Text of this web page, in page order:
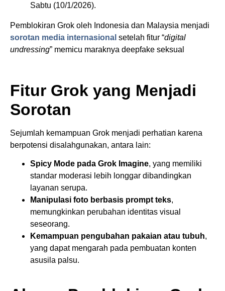
Sabtu (10/1/2026).
Pemblokiran Grok oleh Indonesia dan Malaysia menjadi
sorotan media internasional setelah fitur “digital
undressing” memicu maraknya deepfake seksual
Fitur Grok yang Menjadi
Sorotan
Sejumlah kemampuan Grok menjadi perhatian karena
berpotensi disalahgunakan, antara lain:
Spicy Mode pada Grok Imagine, yang memiliki
standar moderasi lebih longgar dibandingkan
layanan serupa.
Manipulasi foto berbasis prompt teks,
memungkinkan perubahan identitas visual
seseorang.
Kemampuan pengubahan pakaian atau tubuh,
yang dapat mengarah pada pembuatan konten
asusila palsu.